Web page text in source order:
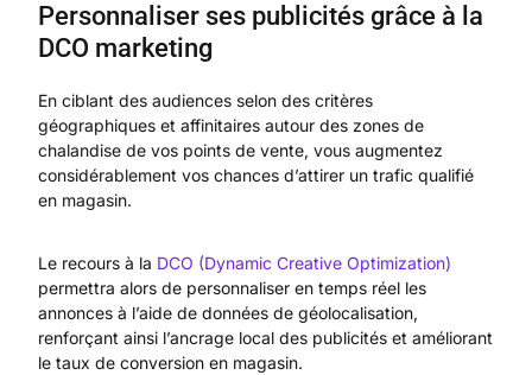
Personnaliser ses publicités grâce à la
DCO marketing
En ciblant des audiences selon des critères
géographiques et affinitaires autour des zones de
chalandise de vos points de vente, vous augmentez
considérablement vos chances d’attirer un trafic qualifié
en magasin.
Le recours à la DCO (Dynamic Creative Optimization)
permettra alors de personnaliser en temps réel les
annonces à l’aide de données de géolocalisation,
renforçant ainsi l’ancrage local des publicités et améliorant
le taux de conversion en magasin.